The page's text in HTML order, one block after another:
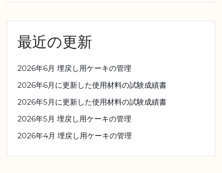
最近の更新
2026年6月 埋戻し用ケーキの管理
2026年6月に更新した使用材料の試験成績書
2026年5月に更新した使用材料の試験成績書
2026年5月 埋戻し用ケーキの管理
2026年4月 埋戻し用ケーキの管理